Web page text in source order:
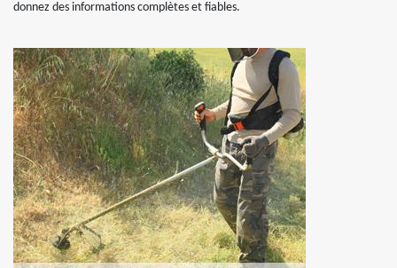
donnez des informations complètes et fiables.